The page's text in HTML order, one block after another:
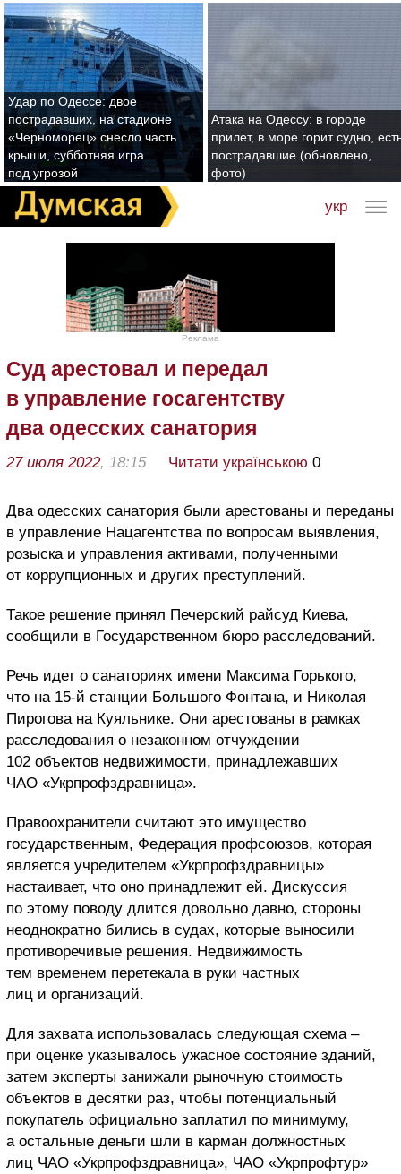
Удар по Одессе: двое
пострадавших, на стадионе
«Черноморец» снесло часть
крыши, субботняя игра
под угрозой
Атака на Одессу: в городе
прилет, в море горит судно,
пострадавшие (обновлено,
фото)
укр
Реклама
Суд арестовал и передал
в управление госагентству
два одесских санатория
27 июля 2022, 18:15 Читати українською 0
Два одесских санатория были арестованы и переданы
в управление Нацагентства по вопросам выявления,
розыска и управления активами, полученными
от коррупционных и других преступлений.
Такое решение принял Печерский райсуд Киева,
сообщили в Государственном бюро расследований.
Речь идет о санаториях имени Максима Горького,
что на 15-й станции Большого Фонтана, и Николая
Пирогова на Куяльнике. Они арестованы в рамках
расследования о незаконном отчуждении
102 объектов недвижимости, принадлежавших
ЧАО «Укрпрофздравница».
Правоохранители считают это имущество
государственным, Федерация профсоюзов, которая
является учредителем «Укрпрофздравницы»
настаивает, что оно принадлежит ей. Дискуссия
по этому поводу длится довольно давно, стороны
неоднократно бились в судах, которые выносили
противоречивые решения. Недвижимость
тем временем перетекала в руки частных
лиц и организаций.
Для захвата использовалась следующая схема –
при оценке указывалось ужасное состояние зданий,
затем эксперты занижали рыночную стоимость
объектов в десятки раз, чтобы потенциальный
покупатель официально заплатил по минимуму,
а остальные деньги шли в карман должностных
лиц ЧАО «Укрпрофздравница», ЧАО «Укрпрофтур»